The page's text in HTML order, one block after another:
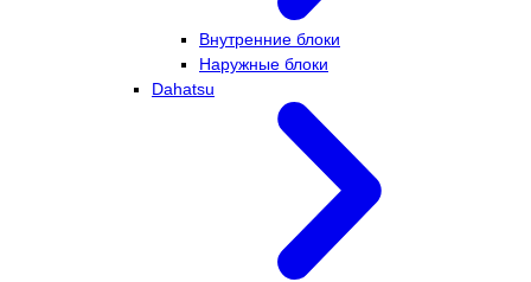
Внутренние блоки
Наружные блоки
Dahatsu